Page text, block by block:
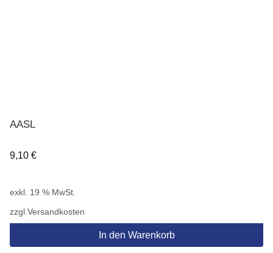
AASL
9,10 €
exkl. 19 % MwSt.
zzgl.Versandkosten
In den Warenkorb